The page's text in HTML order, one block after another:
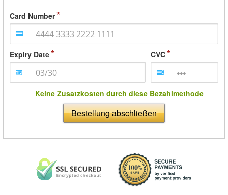
Card Number
Expiry Date CVC
Keine Zusatzkosten durch diese Bezahlmethode
Bestellung abschließen